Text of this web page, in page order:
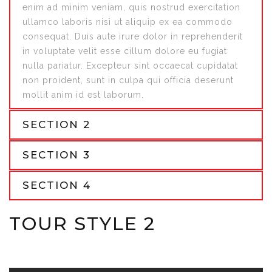
enim ad minim veniam, quis nostrud exercitation
ullamco laboris nisi ut aliquip ex ea commodo
consequat. Duis aute irure dolor in reprehenderit
in voluptate velit esse cillum dolore eu fugiat
nulla pariatur. Excepteur sint occaecat cupidatat
non proident, sunt in culpa qui officia deserunt
mollit anim id est laborum.
SECTION 2
SECTION 3
SECTION 4
TOUR STYLE 2